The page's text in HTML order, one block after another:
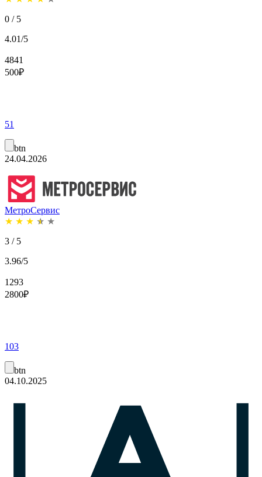
0 / 5
4.01/5
4841
500₽
51
btn
24.04.2026
МетроСервис
★ ★ ★ ★ ★
3 / 5
3.96/5
1293
2800₽
103
btn
04.10.2025